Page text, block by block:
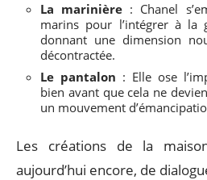
La marinière : Chanel
marins pour l’intégrer à la
donnant une dimension
décontractée.
Le pantalon : Elle ose
bien avant que cela ne
un mouvement
Les créations de la
aujourd’hui encore, de